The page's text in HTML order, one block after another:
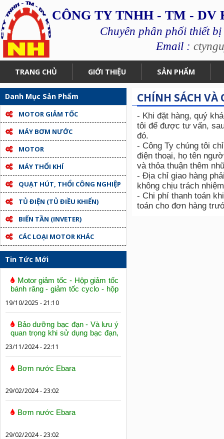
CÔNG TY TNHH - TM -
Chuyên phân phối thiết
Email :
TRANG CHỦ GIỚI THIỆU SẢN PHẨM
Danh Mục Sản Phẩm
MOTOR GIẢM TỐC
MÁY BƠM NƯỚC
MOTOR
MÁY THỔI KHÍ
QUẠT HÚT, THỔI CÔNG NGHIỆP
TỦ ĐIỆN (TỦ ĐIỀU KHIỂN)
BIẾN TẦN (INVETER)
CÁC LOẠI MOTOR KHÁC
Tin Tức Mới
Motor giảm tốc - Hộp giảm tốc
bánh răng - giảm tốc cyclo - hộp
19/10/2025 - 21:10
Bảo dưỡng bạc đạn - Và lưu ý
quan trọng khi sử dụng bạc đạn,
23/11/2024 - 22:11
Bơm nước Ebara
29/02/2024 - 23:02
Bơm nước Ebara
29/02/2024 - 23:02
CHÍNH SÁCH
- Khi đặt hàng, quý
tôi để được tư vấn,
đó.
- Công Ty chúng tôi
điện thoại, họ tên
và thỏa thuận thêm
- Địa chỉ giao hàng
không chịu trách
- Chi phí thanh toán
toán cho đơn hàng